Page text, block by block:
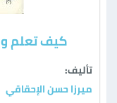
كيف تعلم
تأليف:
ميرزا حسن الإحقاقي